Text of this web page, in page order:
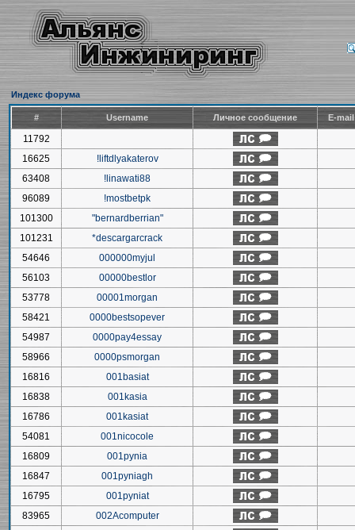
Индекс форума
# Username Личное сообщение E-
11792
16625
!liftdlyakaterov
63408
!linawati88
96089
!mostbetpk
101300
"bernardberrian"
101231
*descargarcrack
54646
000000myjul
56103
00000bestlor
53778
00001morgan
58421
0000bestsopever
54987
0000pay4essay
58966
0000psmorgan
16816
001basiat
16838
001kasia
16786
001kasiat
54081
001nicocole
16809
001pynia
16847
001pyniagh
16795
001pyniat
83965
002Acomputer